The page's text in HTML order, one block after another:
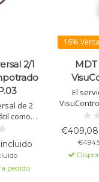
2/1
de 2
como
de
de
de
pedido
16% Venta
El
escenas
una app
€409,08